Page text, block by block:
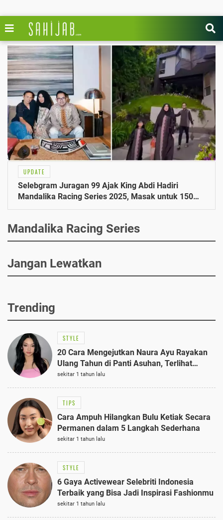
UPDATE
Selebgram Juragan 99 Ajak King Abdi Hadiri
Mandalika Racing Series 2025, Masak untuk 150
Orang Lebih
Mandalika Racing Series
Jangan Lewatkan
Trending
STYLE
20 Cara Mengejutkan Naura Ayu Rayakan
Ulang Tahun di Panti Asuhan, Terlihat
Anggun dengan Kaftan Cokelat
sekitar 1 tahun lalu
TIPS
Cara Ampuh Hilangkan Bulu Ketiak Secara
Permanen dalam 5 Langkah Sederhana
sekitar 1 tahun lalu
STYLE
6 Gaya Activewear Selebriti Indonesia
Terbaik yang Bisa Jadi Inspirasi Fashionmu
sekitar 1 tahun lalu